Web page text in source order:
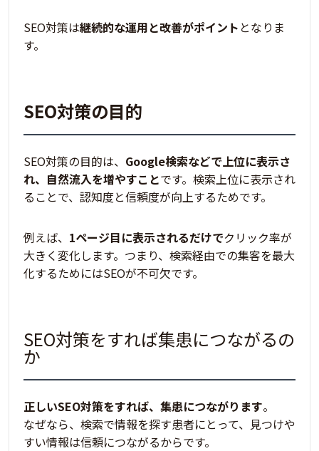
SEO対策は継続的な運用と改善がポイント となりま
す。
SEO対策の目的
SEO対策の目的は、 Google検索などで上位に表示さ
れ、自然流入を増やすことです。検索上位に表示され
ることで、認知度と信頼度が向上するためです。
例えば、 1ページ目に表示されるだけでクリック率が
大きく変化します。つまり、 検索経由での集客を最大
化するためにはSEOが不可欠です。
SEO対策をすれば集患につながるの
か
正しいSEO対策をすれば、集患につながります。
なぜなら、検索で情報を探す患者にとって、見つけや
すい情報は信頼につながるからです。